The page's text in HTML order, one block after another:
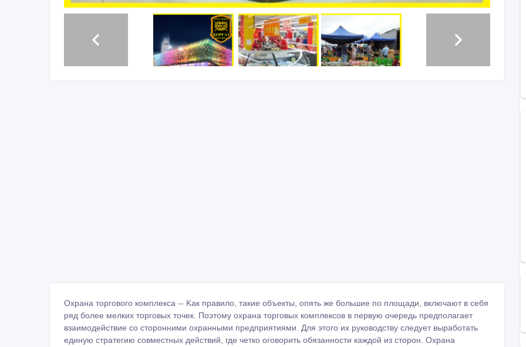
Охрана торгового комплекса -- Kaк правило, такие объекты, опять же большие по площади, включают в себя
ряд более мелких торговых точек. Поэтому охрана торговых комплексов в первую очередь предполагает
взаимодействие со сторонними охранными предприятиями. Для этого их руководству следует выработать
единую стратегию совместных действий, где четко оговорить обязанности каждой из сторон. Охрана